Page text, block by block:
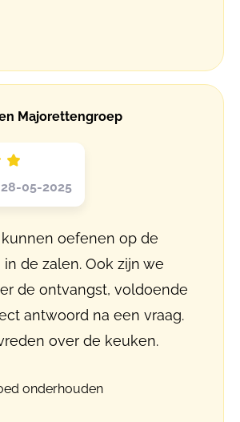
Majorettengroep
05-2025
oefenen op de
de zalen. Ook zijn we
de ontvangst, voldoende
antwoord na een vraag.
over de keuken.
onderhouden